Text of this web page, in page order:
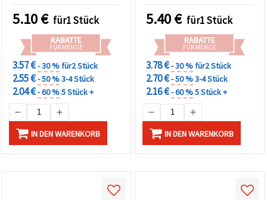
5.10€ für1 Stück
RABATTE
FÜR MENGE
3.57 €- 30 %für2 Stück
2.55 €- 50 %3-4 Stück
2.04 €- 60 %5 Stück +
IN DEN WARENKORB
5.40€ für1 Stück
RABATTE
FÜR MENGE
3.78 €- 30 %für2 Stück
2.70 €- 50 %3-4 Stück
2.16 €- 60 %5 Stück +
IN DEN WARENKORB